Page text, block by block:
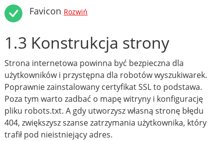
Favicon Rozwiń
1.3 Konstrukcja strony
Strona internetowa powinna być bezpieczna dla
użytkowników i przystępna dla robotów wyszukiwarek.
Poprawnie zainstalowany certyfikat SSL to podstawa.
Poza tym warto zadbać o mapę witryny i konfigurację
pliku robots.txt. A gdy utworzysz własną stronę błędu
404, zwiększysz szanse zatrzymania użytkownika, który
trafił pod nieistniejący adres.